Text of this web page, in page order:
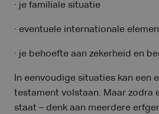
· je familiale situatie
· eventuele internationale
· je behoefte aan zekerheid en
In eenvoudige situaties kan een
testament volstaan. Maar zodra
staat – denk aan meerdere